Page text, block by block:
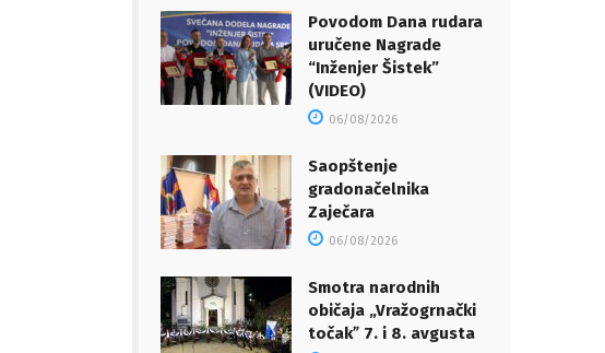
Povodom Dana rudara
uručene Nagrade
“Inženjer Šistek”
(VIDEO)
06/08/2026
Saopštenje
gradonačelnika
Zaječara
06/08/2026
Smotra narodnih
običaja „Vražogrnački
točakˮ 7. i 8. avgusta